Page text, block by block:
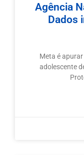
Agência
Dados
Meta é
adolescente